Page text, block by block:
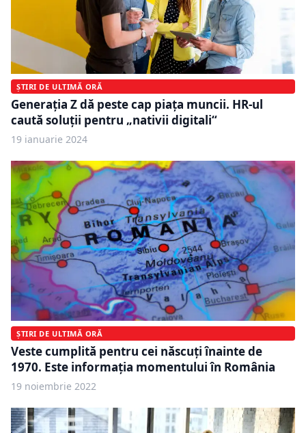
ȘTIRI DE ULTIMĂ ORĂ
Generația Z dă peste cap piața muncii. HR-ul
caută soluții pentru „nativii digitali“
19 ianuarie 2024
ȘTIRI DE ULTIMĂ ORĂ
Veste cumplită pentru cei născuți înainte de
1970. Este informația momentului în România
19 noiembrie 2022